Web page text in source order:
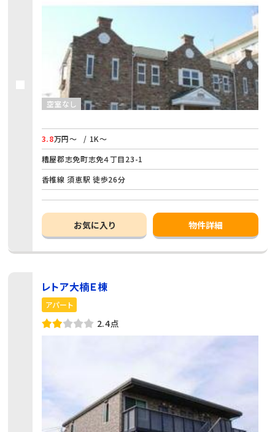
空室なし
3.8万円～
/ 1K～
糟屋郡志免町志免４丁目23-1
香椎線 須恵駅 徒歩26分
お気に入り 物件詳細
レトア大楠Ｅ棟
アパート
2.4点